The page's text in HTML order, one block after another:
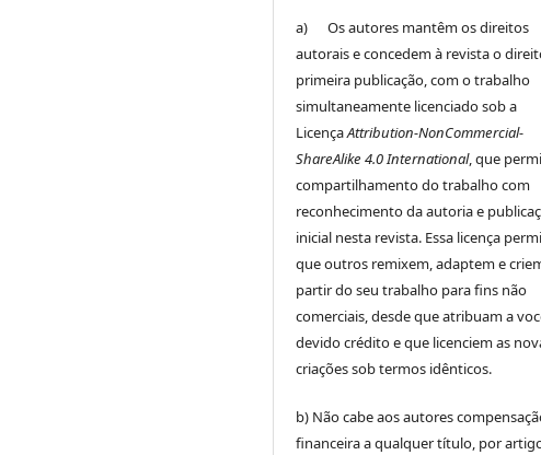
a) Os autores mantêm os direitos
autorais e concedem à revista o
primeira publicação, com o trabalho
simultaneamente licenciado sob a
LicençaAttribution-NonCommercial-
ShareAlike 4.0 International, que
compartilhamento do trabalho com
reconhecimento da autoria e
inicial nesta revista. Essa licença
que outros remixem, adaptem e
partir do seu trabalho para fins não
comerciais, desde que atribuam a
devido crédito e que licenciem as
criações sob termos idênticos.
b) Não cabe aos autores
financeira a qualquer título, por